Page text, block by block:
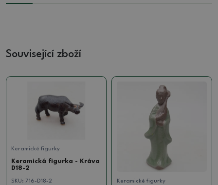
Související zboží
Keramické figurky
Keramická figurka - Kráva
D18-2
SKU: 716-D18-2 Keramické figurky